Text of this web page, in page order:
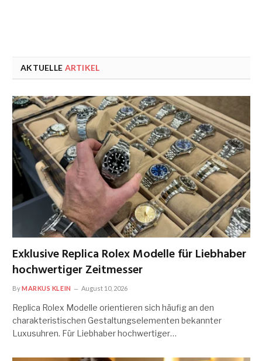
AKTUELLE ARTIKEL
Exklusive Replica Rolex Modelle für Liebhaber
hochwertiger Zeitmesser
ByMARKUS KLEIN August 10, 2026
Replica Rolex Modelle orientieren sich häufig an den
charakteristischen Gestaltungselementen bekannter
Luxusuhren. Für Liebhaber hochwertiger…